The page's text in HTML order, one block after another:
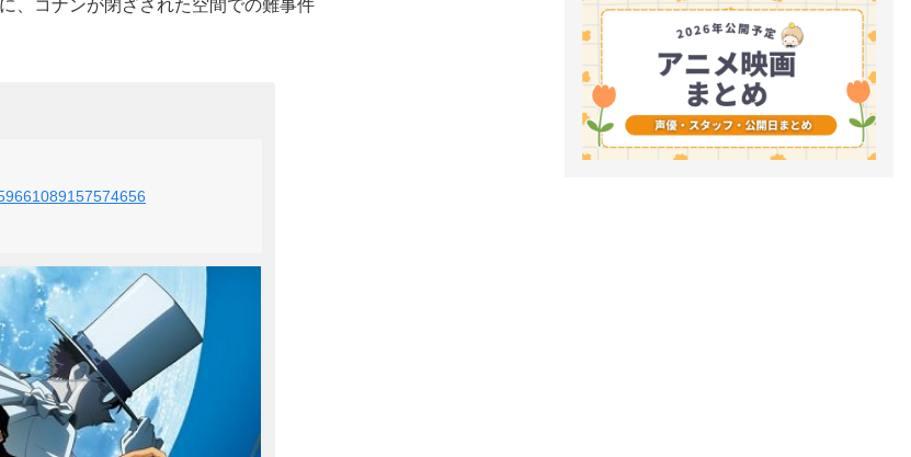
、コナンが閉ざされた空間での難事件